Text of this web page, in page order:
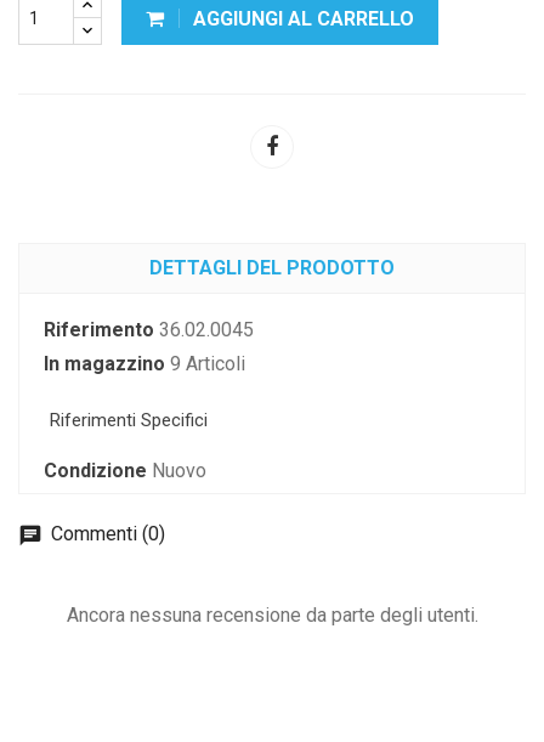
AGGIUNGI AL CARRELLO
DETTAGLI DEL PRODOTTO
Riferimento 36.02.0045
In magazzino 9 Articoli
Riferimenti Specifici
Condizione Nuovo
Commenti (0)
Ancora nessuna recensione da parte degli utenti.